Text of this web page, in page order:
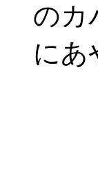
のカ
にあ